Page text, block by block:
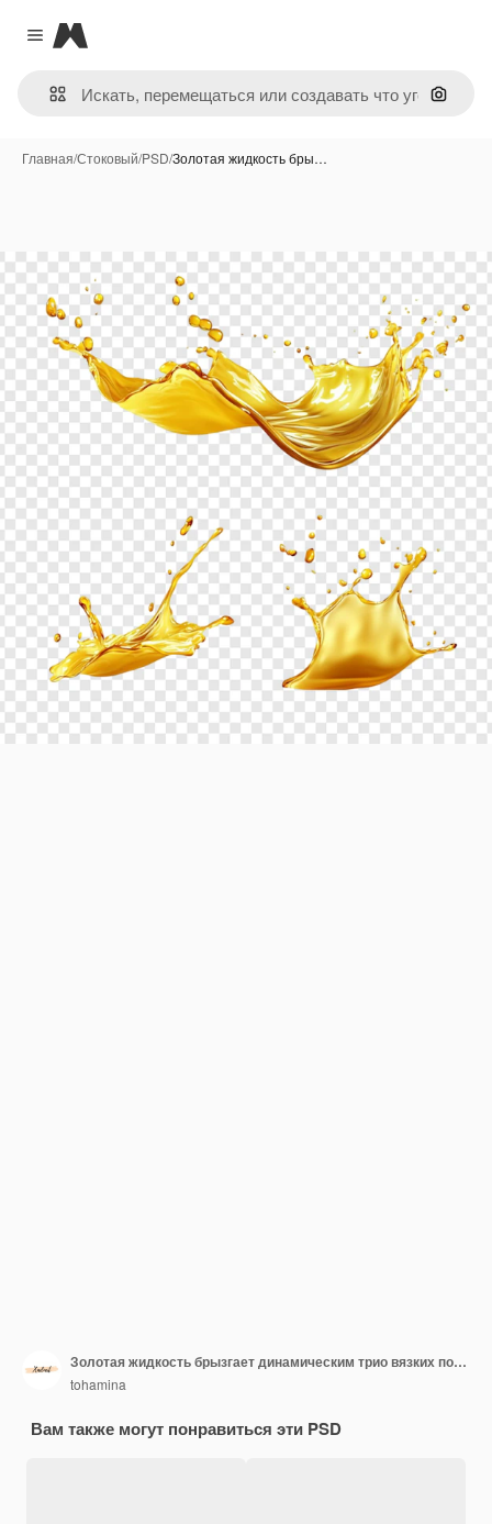
Close menu
Magnific
Поиск
Главная/Стоковый/PSD/Золотая жидкость бры…
Золотая жидкость брызгает динамическим трио вязких потоков
tohamina
Вам также могут понравиться эти PSD